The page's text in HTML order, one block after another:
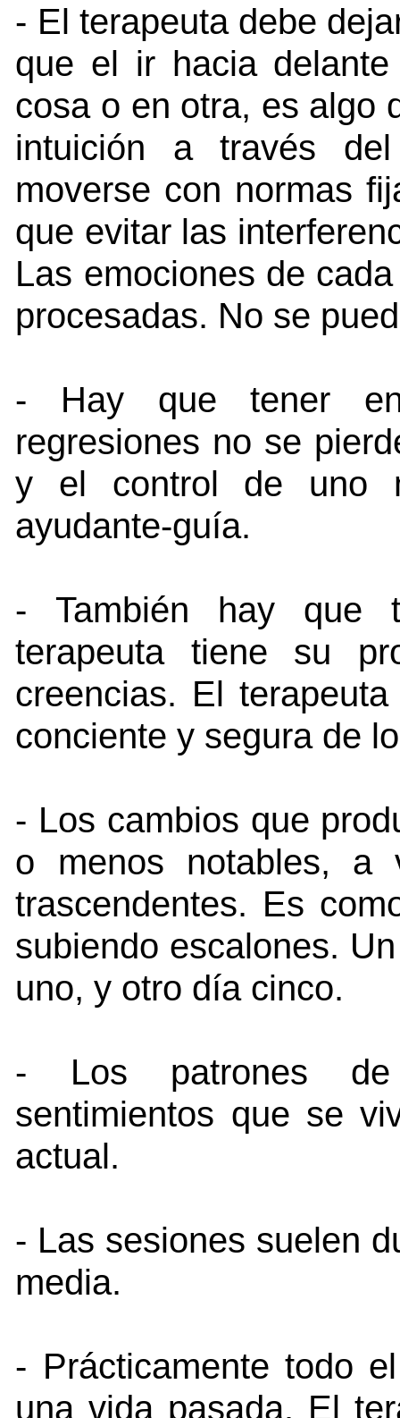
- El terapeuta debe
que el ir hacia
cosa o en otra, es algo
intuición a través
moverse con normas
que evitar las
Las emociones de
procesadas. No se
- Hay que tener
regresiones no se
y el control de uno
ayudante-guía.
- También hay que
terapeuta tiene su
creencias. El
conciente y segura de
- Los cambios que
o menos notables, a
trascendentes. Es
subiendo escalones.
uno, y otro día cinco.
- Los patrones de
sentimientos que se
actual.
- Las sesiones suelen
media.
- Prácticamente todo
una vida pasada. El